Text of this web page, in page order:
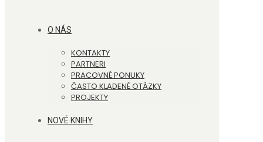
O NÁS
KONTAKTY
PARTNERI
PRACOVNÉ PONUKY
ČASTO KLADENÉ OTÁZKY
PROJEKTY
NOVÉ KNIHY